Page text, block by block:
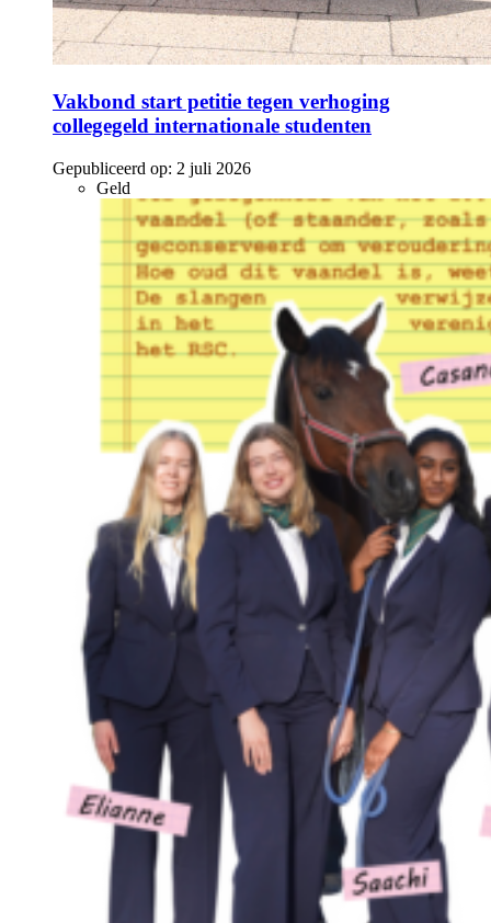
Vakbond start petitie tegen verhoging
collegegeld internationale studenten
Gepubliceerd op: 2 juli 2026
Geld